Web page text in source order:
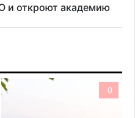
и откроют академию
нового
81
0